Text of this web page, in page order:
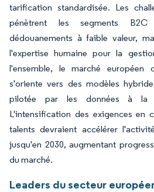
tarification standardisée. Les
pénètrent les segments
dédouanements à faible valeur,
l'expertise humaine pour la
l'ensemble, le marché européen
s'oriente vers des modèles
pilotée par les données à la
L'intensification des exigences en
talents devraient accélérer
jusqu'en 2030, augmentant
du marché.
Leaders du secteur